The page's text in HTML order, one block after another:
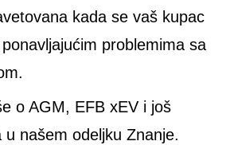
kada se vaš kupac
problemima sa
o AGM, EFB xEV i još
u našem odeljku Znanje.